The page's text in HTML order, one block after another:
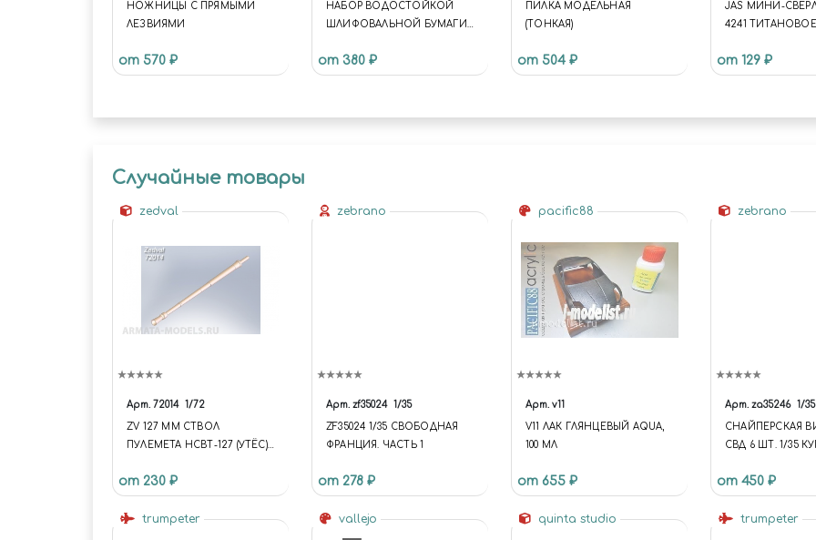
НОЖНИЦЫ С ПРЯМЫМИ
ЛЕЗВИЯМИ
от 570 ₽
НАБОР ВОДОСТОЙКОЙ
ШЛИФОВАЛЬНОЙ БУМАГИ
400/600/1000
от 380 ₽
ПИЛКА МОДЕЛЬНАЯ
(ТОНКАЯ)
от 504 ₽
JAS МИНИ-
4241 ТИТАНОВОЕ
от 129 ₽
Случайные товары
zedval
Арт. 72014 1/72
ZV 127 ММ СТВОЛ
ПУЛЕМЕТА НСВТ-127 (УТЁС)
МОДЕЛИ СОВРЕМЕННЫХ
СОВЕТСКИХ/
РОССИЙСКИХ ТАНКОВ
от 230 ₽
zebrano
Арт. zf35024 1/35
ZF35024 1/35 СВОБОДНАЯ
ФРАНЦИЯ. ЧАСТЬ 1
от 278 ₽
pacific88
Арт. v11
V11 ЛАК ГЛЯНЦЕВЫЙ AQUA,
100 МЛ
от 655 ₽
zebrano
Арт. za35246 1/35
СНАЙПЕРСКАЯ
СВД 6 ШТ. 1/35
ДОПОЛНЕНИЯ
от 450 ₽
trumpeter vallejo quinta studio trumpeter